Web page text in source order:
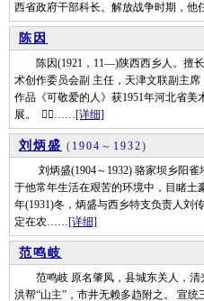
西省政府干部科长。解放战争时期，
陈因
陈因(1921，11—)陕西西乡人。擅长
术创作委员会副 主任，天津文联副主
作品《可敬爱的人》获1951年河北省
展。 ……[详细]
刘炳盛 ( 1904 ～ 1932)
刘炳盛(1904～1932) 骆家坝乡阳雀
于他常年生活在艰苦的环境中，目睹土
年(1931)冬，炳盛与西乡特支负责人刘
定在农……[详细]
范鸣岐
范鸣岐 原名肇凤，县城东关人，清
洪帮“山主”，市井无赖多趋附之。 宣